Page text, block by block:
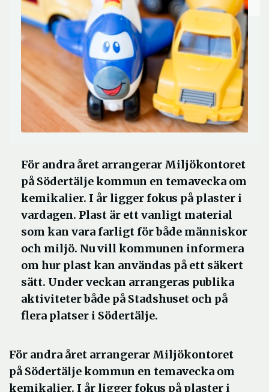
För andra året arrangerar Miljökontoret
på Södertälje kommun en temavecka om
kemikalier. I år ligger fokus på plaster i
vardagen. Plast är ett vanligt material
som kan vara farligt för både människor
och miljö. Nu vill kommunen informera
om hur plast kan användas på ett säkert
sätt. Under veckan arrangeras publika
aktiviteter både på Stadshuset och på
flera platser i Södertälje.
För andra året arrangerar Miljökontoret
på Södertälje kommun en temavecka om
kemikalier. I år ligger fokus på plaster i